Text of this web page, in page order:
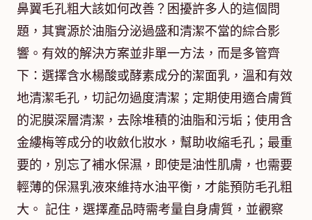
鼻翼毛孔粗大該如何改善？困擾許多人的這個問
題，其實源於油脂分泌過盛和清潔不當的綜合影
響。有效的解決方案並非單一方法，而是多管齊
下：選擇含水楊酸或酵素成分的潔面乳，溫和有效
地清潔毛孔，切記勿過度清潔；定期使用適合膚質
的泥膜深層清潔，去除堆積的油脂和污垢；使用含
金縷梅等成分的收斂化妝水，幫助收縮毛孔；最重
要的，別忘了補水保濕，即使是油性肌膚，也需要
輕薄的保濕乳液來維持水油平衡，才能預防毛孔粗
大。 記住，選擇產品時需考量自身膚質，並觀察